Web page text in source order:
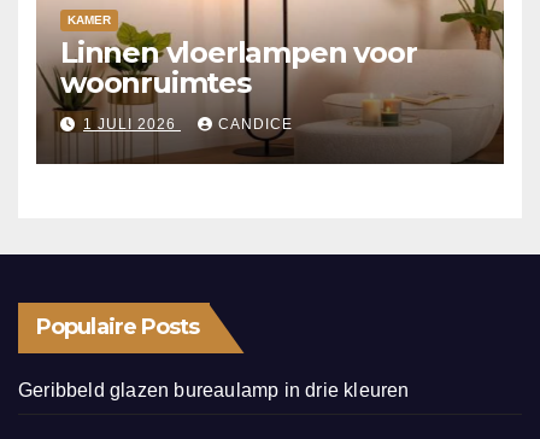
KAMER
Linnen vloerlampen voor
woonruimtes
1 JULI 2026 CANDICE
Populaire Posts
Geribbeld glazen bureaulamp in drie kleuren